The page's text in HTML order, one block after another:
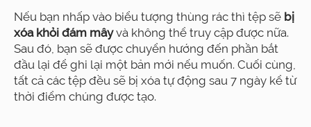
Nếu bạn nhấp vào biểu tượng thùng rác thì tệp sẽ bị
xóa khỏi đám mâyvà không thể truy cập được nữa.
Sau đó, bạn sẽ được chuyển hướng đến phần bắt
đầu lại để ghi lại một bản mới nếu muốn. Cuối cùng,
tất cả các tệp đều sẽ bị xóa tự động sau 7 ngày kể từ
thời điểm chúng được tạo.